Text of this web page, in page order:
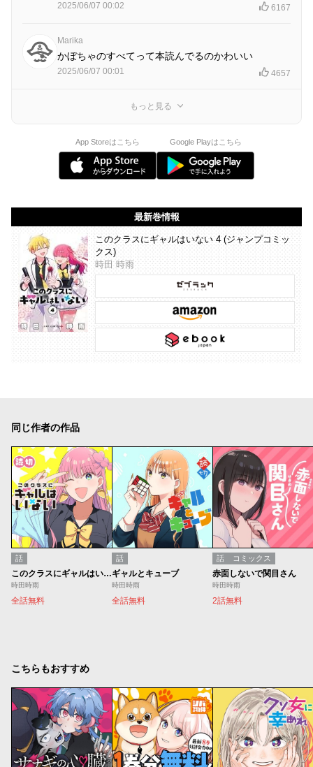
2025/06/07 00:02 6167
Marika
かぼちゃのすべてって本読んでるのかわいい
2025/06/07 00:01 4657
もっと見る
App Storeはこちら Google Playはこちら
最新巻情報
このクラスにギャルはいない 4 (ジャンプコミッ
クス)
時田 時雨
同じ作者の作品
話
このクラスにギャルはいない／読切版
時田時雨
全話無料
話
ギャルとキューブ
時田時雨
全話無料
話 コミックス
赤面しないで関目さん
時田時雨
2話無料
こちらもおすすめ